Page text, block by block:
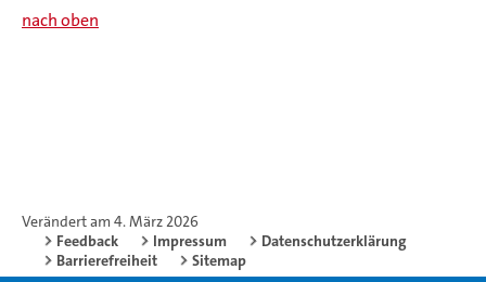
nach oben
Verändert am 4. März 2026
Feedback
Impressum
Datenschutzerklärung
Barrierefreiheit
Sitemap